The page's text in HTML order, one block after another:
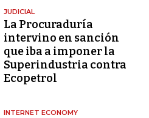
JUDICIAL
La Procuraduría
intervino en sanción
que iba a imponer la
Superindustria contra
Ecopetrol
INTERNET ECONOMY